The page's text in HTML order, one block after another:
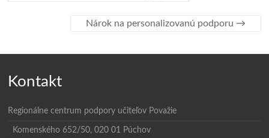
Nárok na personalizovanú podporu →
Kontakt
Regionálne centrum podpory učiteľov Považie
Komenského 652/50, 020 01 Púchov